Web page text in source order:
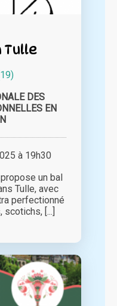
Tulle
DES
EN
à 19h30
un bal
Tulle, avec
perfectionné
scotichs, [...]